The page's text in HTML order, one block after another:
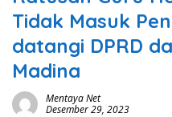
Tidak Masuk
datangi DPRD
Madina
Mentaya Net
Desember 29, 2023